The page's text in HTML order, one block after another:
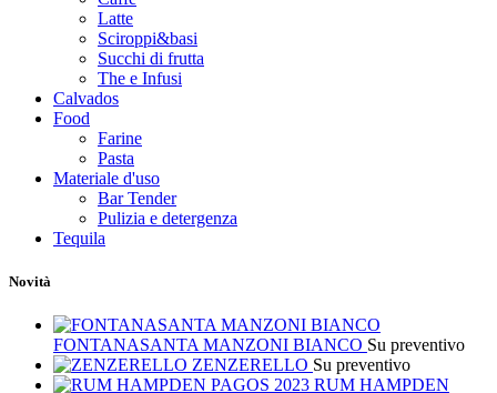
Latte
Sciroppi&basi
Succhi di frutta
The e Infusi
Calvados
Food
Farine
Pasta
Materiale d'uso
Bar Tender
Pulizia e detergenza
Tequila
Novità
FONTANASANTA MANZONI BIANCO Su preventivo
ZENZERELLO Su preventivo
RUM HAMPDEN